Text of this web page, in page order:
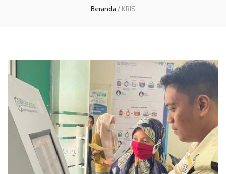
Beranda/ KRIS